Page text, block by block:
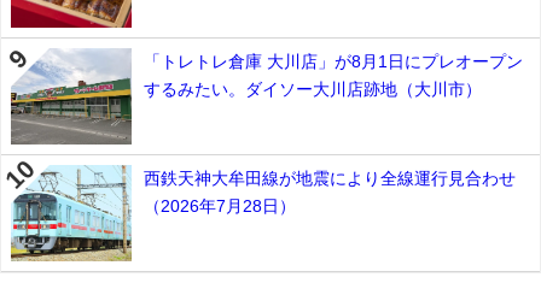
「トレトレ倉庫 大川店」が8月1日にプレオープン
するみたい。ダイソー大川店跡地（大川市）
西鉄天神大牟田線が地震により全線運行見合わせ
（2026年7月28日）